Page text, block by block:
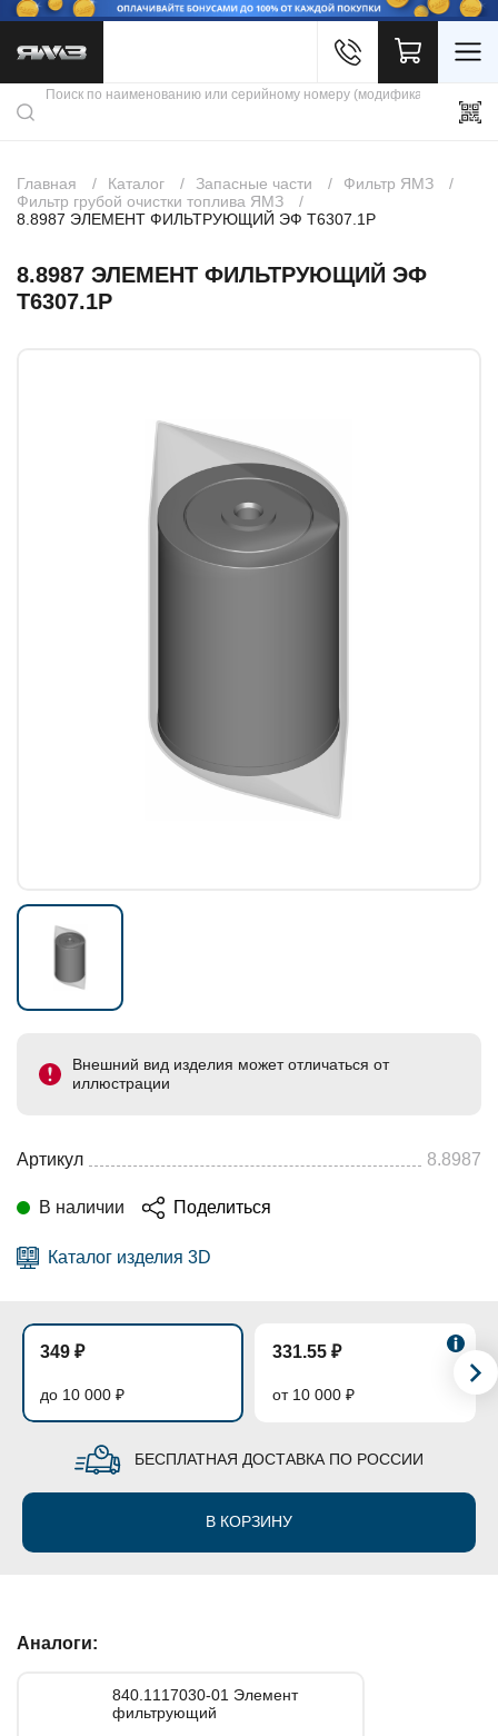
Каталог продукции
Скидки
Контакты
Главная Каталог Запасные части
Фильтр ЯМЗ
Фильтр грубой очистки топлива ЯМЗ
8.8987 ЭЛЕМЕНТ ФИЛЬТРУЮЩИЙ ЭФ Т6307.1Р
8.8987 ЭЛЕМЕНТ ФИЛЬТРУЮЩИЙ ЭФ
Т6307.1Р
Внешний вид изделия может отличаться от
иллюстрации
Артикул 8.8987
В наличии Поделиться
Каталог изделия 3D
349 ₽
до 10 000 ₽
331.55 ₽
от 10 000 ₽
БЕСПЛАТНАЯ ДОСТАВКА ПО РОССИИ
В КОРЗИНУ
Аналоги:
840.1117030-01 Элемент
фильтрующий